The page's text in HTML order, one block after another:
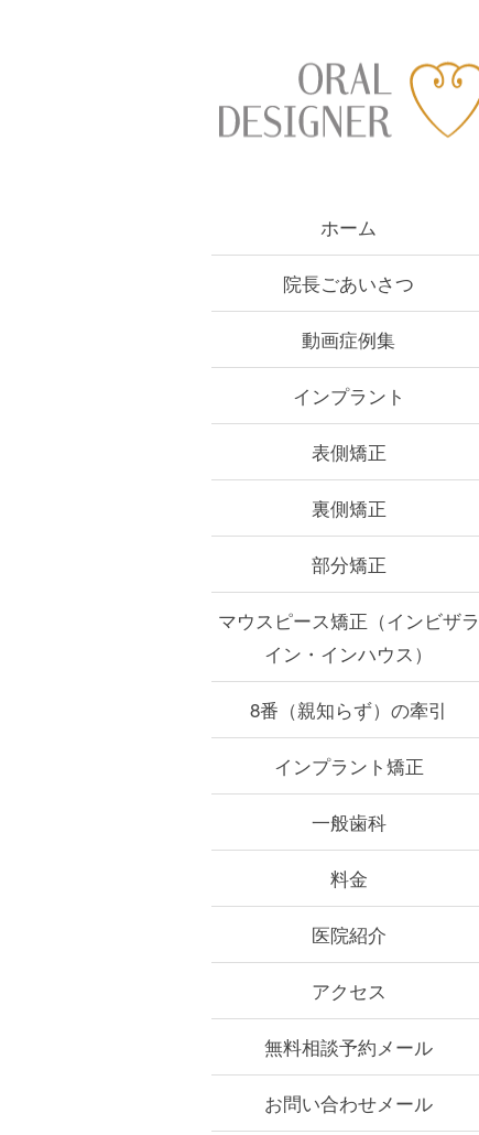
ホーム
院長ごあいさつ
動画症例集
インプラント
表側矯正
裏側矯正
部分矯正
マウスピース矯正 （インビザラ
イン・インハウス）
8番（親知らず）の牽引
インプラント矯正
一般歯科
料金
医院紹介
アクセス
無料相談予約メール
お問い合わせメール